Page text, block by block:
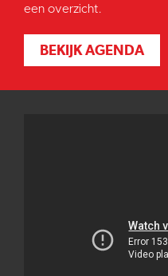
een overzicht.
BEKIJK AGENDA